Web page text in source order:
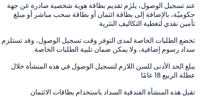
عند تسجيل الوصول، يلزَم تقديم بطاقة هوية شخصية صادرة عن جهة
حكوميّة، بالإضافة إلى بطاقة ائتمان أو بطاقة سحب مباشر أو مبلغ
تأمين نقدي لتغطية التكاليف النثرية
تخضع الطلبات الخاصة لمدى التوفر وقت تسجيل الوصول، وقد تستلزم
سداد رسوم إضافية، ولا يمكن ضمان تلبية الطلبات الخاصة.
يبلغ الحد الأدنى للسن اللازم لتسجيل الوصول في هذه المنشأة خلال
عطلة الربيع 18 عامًا
تقبل هذه المنشأة الفندقية السداد باستخدام بطاقات الائتمان